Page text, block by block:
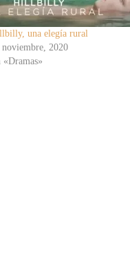
una elegía rural
noviembre, 2020
«Dramas»